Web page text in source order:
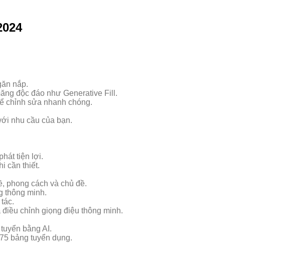
nắp.
độc đáo như Generative Fill.
chỉnh sửa nhanh chóng.
nhu cầu của bạn.
tiện lợi.
cần thiết.
phong cách và chủ đề.
thông minh.
chỉnh giọng điệu thông minh.
bằng AI.
bảng tuyển dụng.